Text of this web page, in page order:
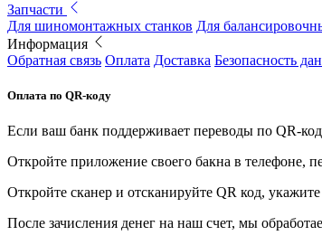
Запчасти
Для шиномонтажных станков Для
Информация
Обратная связь Оплата Доставка Безопасность
Оплата по QR-коду
Если ваш банк поддерживает переводы по QR-
Откройте приложение своего бакна в телефоне,
Откройте сканер и отсканируйте QR код,
После зачисления денег на наш счет, мы